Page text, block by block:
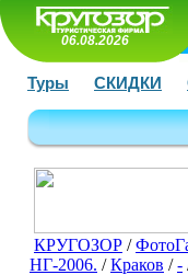
06.08.2026
Туры СКИДКИ
КРУГОЗОР /
НГ-2006. /Краков /-